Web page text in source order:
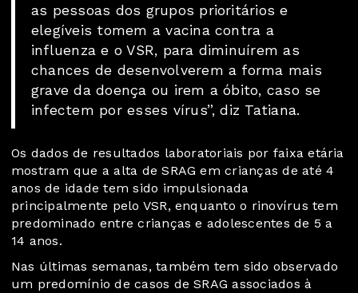
as pessoas dos grupos prioritários e
elegíveis tomem a vacina contra a
influenza e o VSR, para diminuírem as
chances de desenvolverem a forma mais
grave da doença ou irem a óbito, caso se
infectem por esses vírus”, diz Tatiana.
Os dados de resultados laboratoriais por faixa etária
mostram que a alta de SRAG em crianças de até 4
anos de idade tem sido impulsionada
principalmente pelo VSR, enquanto o rinovírus tem
predominado entre crianças e adolescentes de 5 a
14 anos.
Nas últimas semanas, também tem sido observado
um predomínio de casos de SRAG associados à